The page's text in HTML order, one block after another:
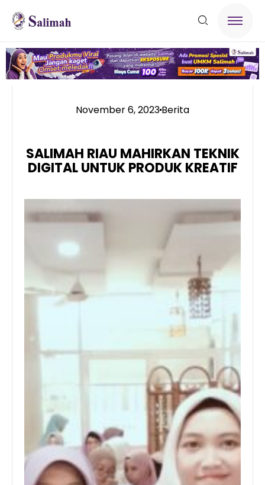
November 6, 2023Berita
SALIMAH RIAU MAHIRKAN TEKNIK
DIGITAL UNTUK PRODUK KREATIF